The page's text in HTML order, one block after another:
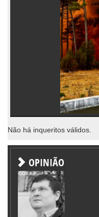
Não há inqueritos válidos.
OPINIÃO